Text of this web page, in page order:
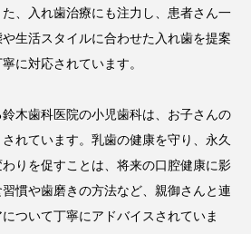
、入れ歯治療にも注力し、患者さん一
生活スタイルに合わせた入れ歯を提案
に対応されています。
木歯科医院の小児歯科は、お子さんの
れています。乳歯の健康を守り、永久
りを促すことは、将来の口腔健康に影
慣や歯磨きの方法など、親御さんと連
ついて丁寧にアドバイスされていま